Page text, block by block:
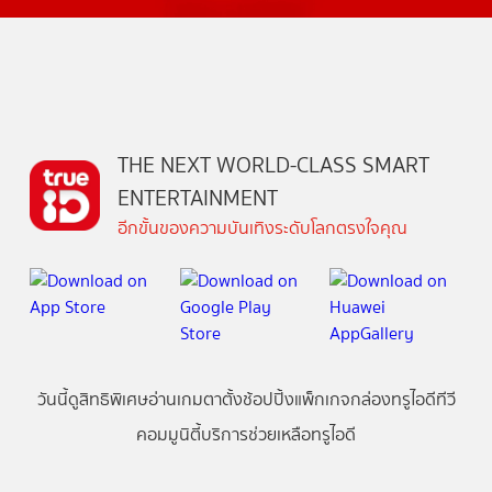
THE NEXT WORLD-CLASS SMART
ENTERTAINMENT
อีกขั้นของความบันเทิงระดับโลกตรงใจคุณ
วันนี้ดูสิทธิพิเศษอ่านเกมตาตั้งช้อปปิ้งแพ็กเกจกล่องทรูไอดีทีวี
คอมมูนิตี้บริการช่วยเหลือทรูไอดี